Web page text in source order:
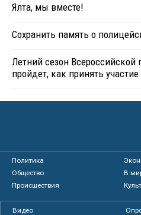
Ялта, мы вместе!
Сохранить память о
Летний сезон Всероссийской
пройдет, как принять участие
Политика
Общество
В
Происшествия
Видео